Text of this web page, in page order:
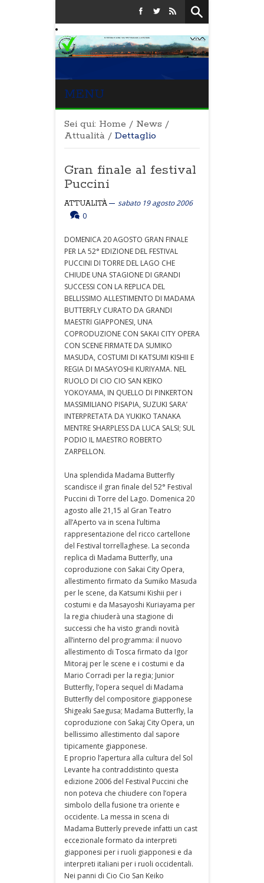
MENU
Sei qui: Home / News /
Attualità / Dettaglio
Gran finale al festival
Puccini
ATTUALITÀ
sabato 19 agosto 2006
0
DOMENICA 20 AGOSTO GRAN FINALE
PER LA 52° EDIZIONE DEL FESTIVAL
PUCCINI DI TORRE DEL LAGO CHE
CHIUDE UNA STAGIONE DI GRANDI
SUCCESSI CON LA REPLICA DEL
BELLISSIMO ALLESTIMENTO DI MADAMA
BUTTERFLY CURATO DA GRANDI
MAESTRI GIAPPONESI, UNA
COPRODUZIONE CON SAKAI CITY OPERA
CON SCENE FIRMATE DA SUMIKO
MASUDA, COSTUMI DI KATSUMI KISHII E
REGIA DI MASAYOSHI KURIYAMA. NEL
RUOLO DI CIO CIO SAN KEIKO
YOKOYAMA, IN QUELLO DI PINKERTON
MASSIMILIANO PISAPIA, SUZUKI SARA’
INTERPRETATA DA YUKIKO TANAKA
MENTRE SHARPLESS DA LUCA SALSI; SUL
PODIO IL MAESTRO ROBERTO
ZARPELLON.
Una splendida Madama Butterfly
scandisce il gran finale del 52° Festival
Puccini di Torre del Lago. Domenica 20
agosto alle 21,15 al Gran Teatro
all’Aperto va in scena l’ultima
rappresentazione del ricco cartellone
del Festival torrellaghese. La seconda
replica di Madama Butterfly, una
coproduzione con Sakai City Opera,
allestimento firmato da Sumiko Masuda
per le scene, da Katsumi Kishii per i
costumi e da Masayoshi Kuriayama per
la regia chiuderà una stagione di
successi che ha visto grandi novità
all’interno del programma: il nuovo
allestimento di Tosca firmato da Igor
Mitoraj per le scene e i costumi e da
Mario Corradi per la regia; Junior
Butterfly, l’opera sequel di Madama
Butterfly del compositore giapponese
Shigeaki Saegusa; Madama Butterfly, la
coproduzione con Sakaj City Opera, un
bellissimo allestimento dal sapore
tipicamente giapponese.
E proprio l’apertura alla cultura del Sol
Levante ha contraddistinto questa
edizione 2006 del Festival Puccini che
non poteva che chiudere con l’opera
simbolo della fusione tra oriente e
occidente. La messa in scena di
Madama Butterly prevede infatti un cast
eccezionale formato da interpreti
giapponesi per i ruoli giapponesi e da
interpreti italiani per i ruoli occidentali.
Nei panni di Cio Cio San Keiko